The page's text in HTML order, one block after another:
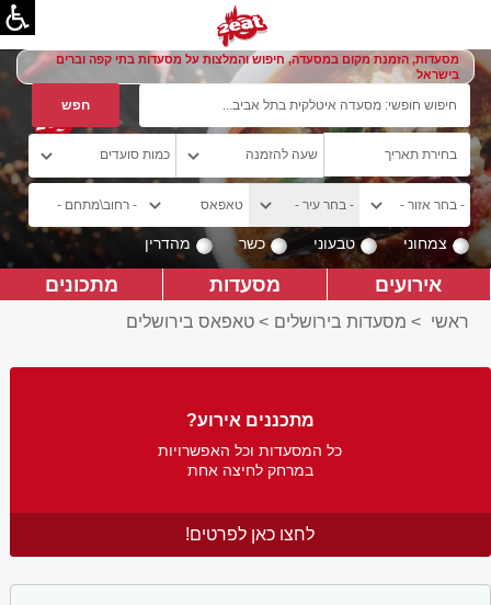
מסעדות, הזמנת מקום במסעדה, חיפוש והמלצות על מסעדות בתי קפה וברים
בישראל
צמחוני טבעוני כשר מהדרין
אירועים מסעדות מתכונים
ראשי > מסעדות בירושלים > טאפאס בירושלים
מתכננים אירוע?
כל המסעדות וכל האפשרויות
במרחק לחיצה אחת
לחצו כאן לפרטים!